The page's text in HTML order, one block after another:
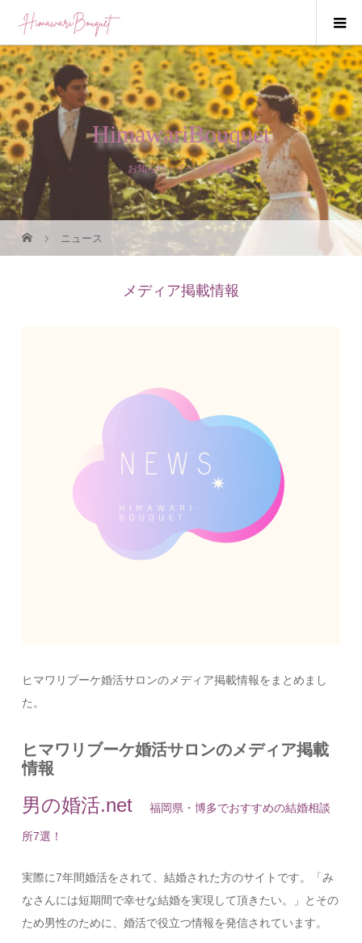
HimawariBouquet
お知らせ・イベント情報
ニュース
メディア掲載情報
ヒマワリブーケ婚活サロンのメディア掲載情報をまとめまし
た。
ヒマワリブーケ婚活サロンのメディア掲載
情報
男の婚活.net 福岡県・博多でおすすめの結婚相談
所7選！
実際に7年間婚活をされて、結婚された方のサイトです。「み
なさんには短期間で幸せな結婚を実現して頂きたい。」とその
ため男性のために、婚活で役立つ情報を発信されています。